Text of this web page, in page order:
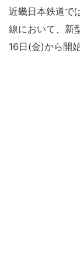
近畿日本鉄道で
線において、新
16日(金)から開